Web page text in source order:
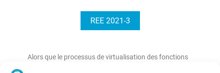
REE 2021-3
Alors que le processus de virtualisation des fonctions